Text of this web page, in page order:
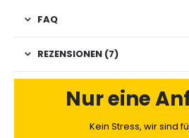
FAQ
REZENSIONEN (7)
Nur eine
Kein Stress, wir sind